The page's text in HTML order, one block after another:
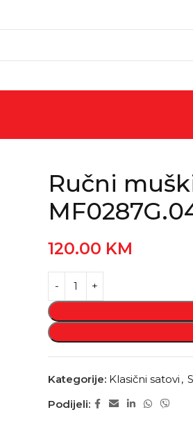
Ručni
120.00 KM
Kategorije: Klasični satovi ,
Podijeli: